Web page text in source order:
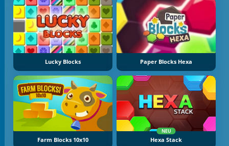
Lucky Blocks Paper Blocks Hexa
Farm Blocks 10x10
NEU
Hexa Stack